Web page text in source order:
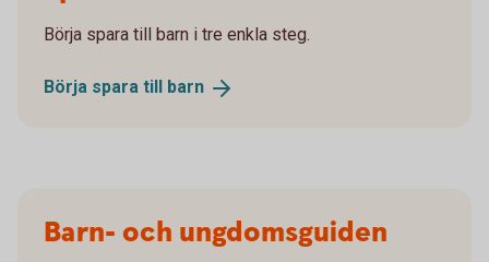
Börja spara till barn i tre enkla steg.
Börja spara till barn
Barn- och ungdomsguiden